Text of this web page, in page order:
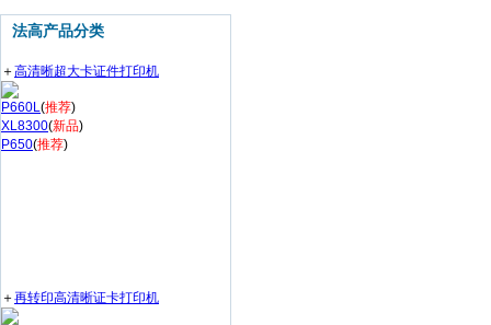
法高产品分类
＋高清晰超大卡证件打印机
P660L(推荐)
XL8300(新品)
P650(推荐)
＋再转印高清晰证卡打印机